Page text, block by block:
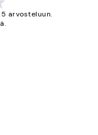
arvosteluun.